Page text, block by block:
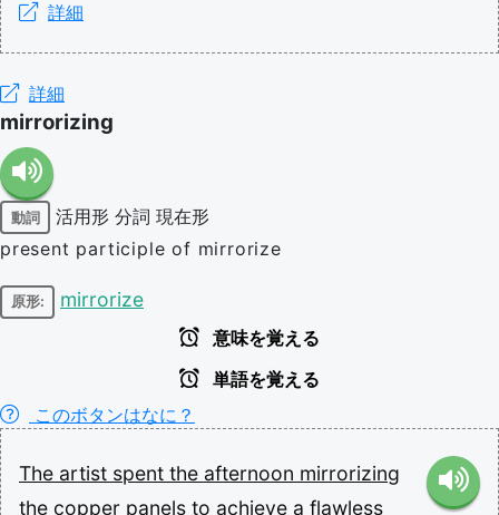
詳細
詳細
mirrorizing
動詞 活用形 分詞 現在形
present participle of mirrorize
原形: mirrorize
意味を覚える
単語を覚える
このボタンはなに？
The artist spent the afternoon mirrorizing
the copper panels to achieve a flawless